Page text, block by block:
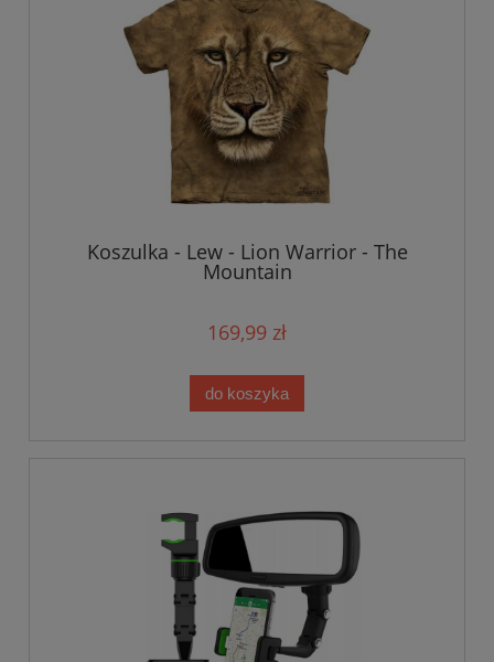
Koszulka - Lew - Lion Warrior - The
Mountain
169,99 zł
do koszyka